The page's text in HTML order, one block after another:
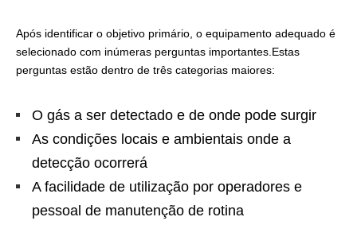
Após identificar o objetivo primário, o equipamento adequado é
selecionado com inúmeras perguntas importantes.Estas
perguntas estão dentro de três categorias maiores:
O gás a ser detectado e de onde pode surgir
As condições locais e ambientais onde a
detecção ocorrerá
A facilidade de utilização por operadores e
pessoal de manutenção de rotina